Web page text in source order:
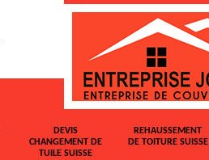
DEVIS
CHANGEMENT DE
TUILE SUISSE
REHAUSSEMENT
DE TOITURE SUISSE